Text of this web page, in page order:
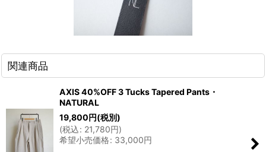
関連商品
AXIS 40%OFF 3 Tucks Tapered Pants・
NATURAL
19,800円(税別)
(税込: 21,780円)
希望小売価格: 33,000円